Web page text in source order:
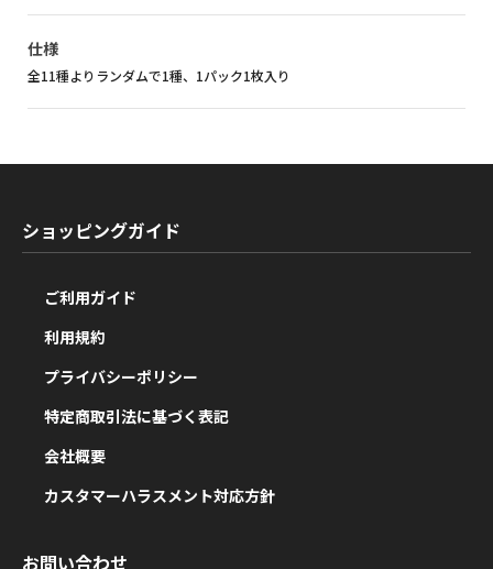
仕様
全11種よりランダムで1種、1パック1枚入り
ショッピングガイド
ご利用ガイド
利用規約
プライバシーポリシー
特定商取引法に基づく表記
会社概要
カスタマーハラスメント対応方針
お問い合わせ